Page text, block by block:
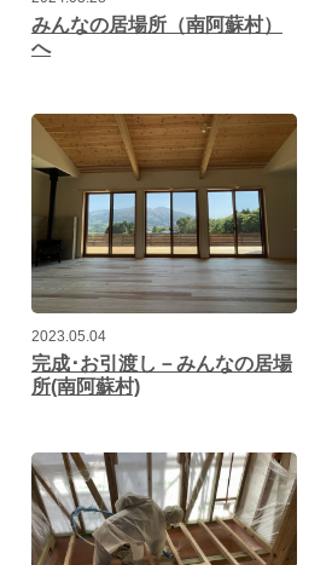
みんなの居場所（南阿蘇村）
へ
2023.05.04
完成･お引渡し－みんなの居場
所(南阿蘇村)